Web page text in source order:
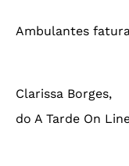
Ambulantes
Clarissa Borges,
do A Tarde On